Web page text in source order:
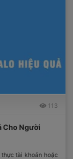
113
Cho Người
tài khoản hoặc